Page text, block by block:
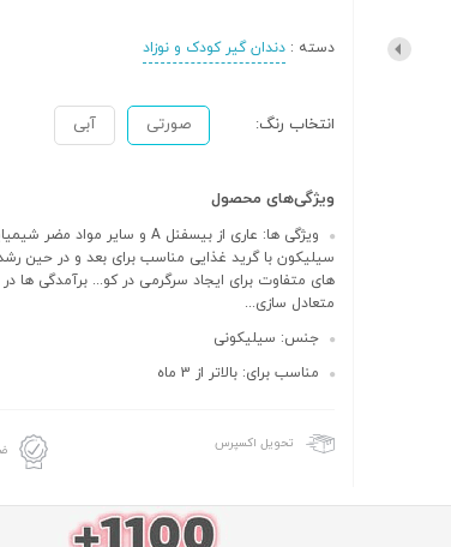
دسته :دندان گیر کودک و نوزاد
انتخاب رنگ: صورتی آبی
ویژگی‌های محصول
سیلیکون با گرید غذایی مناسب برای بعد و در حین
های متفاوت برای ایجاد سرگرمی در کو... برآمدگی ها
متعادل سازی...
جنس: سیلیکونی
مناسب برای: بالاتر از 3 ماه
تحویل اکسپرس